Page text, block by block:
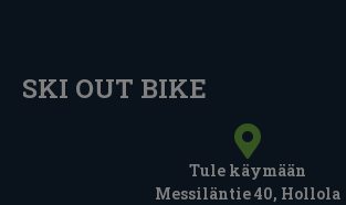
SKI OUT BIKE
Tule käymään
Messiläntie 40, Hollola